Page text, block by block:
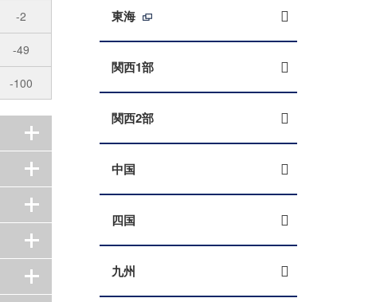
-2
-49
-100
東海
関西1部
関西2部
中国
四国
九州